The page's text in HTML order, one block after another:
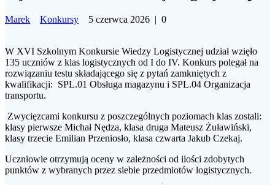
Marek Konkursy 5 czerwca 2026 | 0
W XVI Szkolnym Konkursie Wiedzy Logistycznej udział wzięło
135 uczniów z klas logistycznych od I do IV. Konkurs polegał na
rozwiązaniu testu składającego się z pytań zamkniętych z
kwalifikacji: SPL.01 Obsługa magazynu i SPL.04 Organizacja
transportu.
Zwycięzcami konkursu z poszczególnych poziomach klas zostali:
klasy pierwsze Michał Nędza, klasa druga Mateusz Żuławiński,
klasy trzecie Emilian Przeniosło, klasa czwarta Jakub Czekaj.
Uczniowie otrzymują oceny w zależności od ilości zdobytych
punktów z wybranych przez siebie przedmiotów logistycznych.